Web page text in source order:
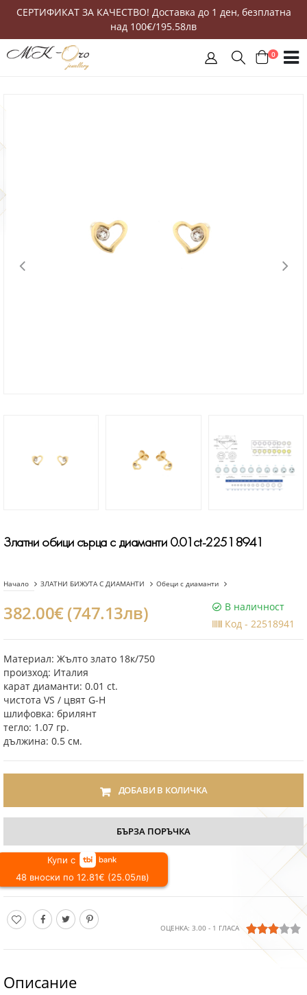
СЕРТИФИКАТ ЗА КАЧЕСТВО! Доставка до 1 ден, безплатна
над 100€/195.58лв
0
Златни обици сърца с диаманти 0.01ct-22518941
Начало ЗЛАТНИ БИЖУТА С ДИАМАНТИ Обеци с диаманти
382.00€ (747.13лв)
В наличност
Код -22518941
Материал: Жълто злато 18к/750
произход: Италия
карат диаманти: 0.01 ct.
чистота VS / цвят G-H
шлифовка: брилянт
тегло: 1.07 гр.
дължина: 0.5 см.
ДОБАВИ В КОЛИЧКА
БЪРЗА ПОРЪЧКА
Купи с
48 вноски по 12.81€ (25.05лв)
ОЦЕНКА: 3.00 - 1 ГЛАСА
Описание